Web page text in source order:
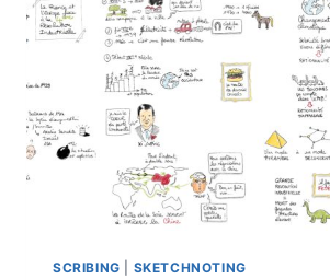
SCRIBING SKETCHNOTING